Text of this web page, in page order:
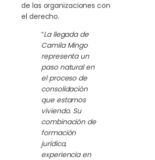
de las organizaciones con
el derecho.
“La llegada de
Camila Mingo
representa un
paso natural en
el proceso de
consolidación
que estamos
viviendo. Su
combinación de
formación
jurídica,
experiencia en